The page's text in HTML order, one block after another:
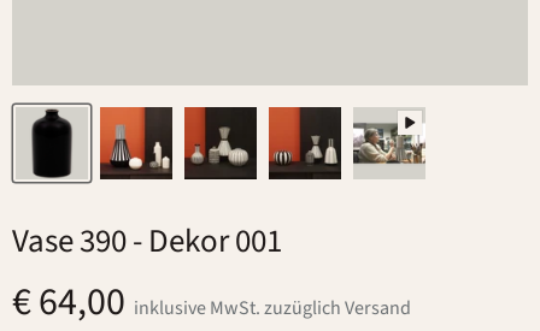
Vase 390- Dekor 001
€ 64,00 inklusive MwSt. zuzüglich Versand